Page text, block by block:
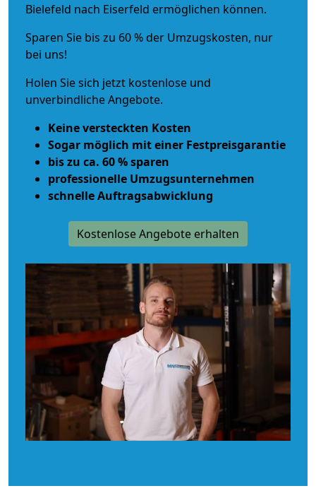
Bielefeld nach Eiserfeld ermöglichen können.
Sparen Sie bis zu 60 % der Umzugskosten, nur
bei uns!
Holen Sie sich jetzt kostenlose und
unverbindliche Angebote.
Keine versteckten Kosten
Sogar möglich mit einer Festpreisgarantie
bis zu ca. 60 % sparen
professionelle Umzugsunternehmen
schnelle Auftragsabwicklung
Kostenlose Angebote erhalten